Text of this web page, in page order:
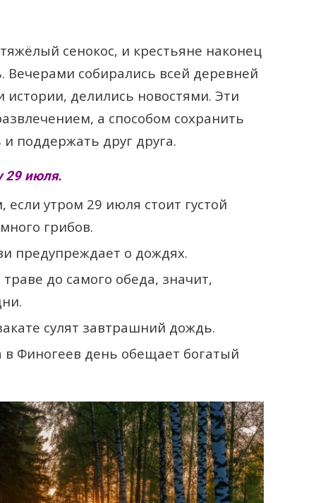
сенокос, и крестьяне наконец
Вечерами собирались всей деревней
делились новостями. Эти
а способом сохранить
поддержать друг друга.
29 июля.
утром 29 июля стоит густой
грибов.
предупреждает о дождях.
до самого обеда, значит,
сулят завтрашний дождь.
в Финогеев день обещает богатый